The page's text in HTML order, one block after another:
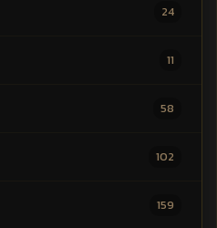
24
11
58
102
159